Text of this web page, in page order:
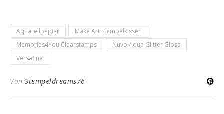
Aquarellpapier
Make Art Stempelkissen
Memories4You Clearstamps
Nuvo Aqua Glitter Gloss
Versafine
Von Stempeldreams76